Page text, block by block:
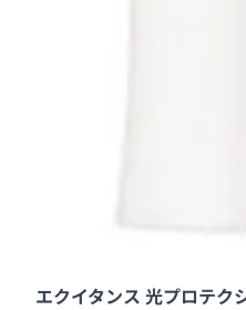
エクイタンス 光プロテク